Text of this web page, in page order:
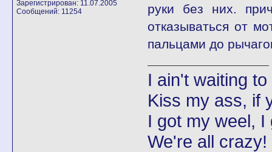
Зарегистрирован: 11.07.2005
Сообщений: 11254
руки без них.
отказываться от
пальцами до
I ain't waiting
Kiss my ass, if
I got my weel,
We're all